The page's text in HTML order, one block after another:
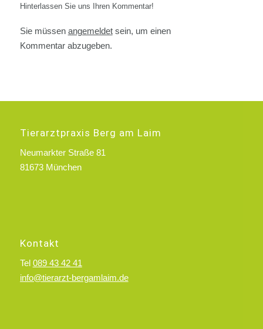
Hinterlassen Sie uns Ihren Kommentar!
Sie müssen angemeldetsein, um einen
Kommentar abzugeben.
Tierarztpraxis Berg am Laim
Neumarkter Straße 81
81673 München
Kontakt
Tel 089 43 42 41
info@tierarzt-bergamlaim.de